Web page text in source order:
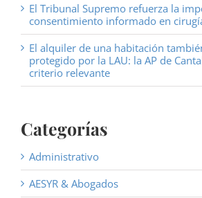
El Tribunal Supremo refuerza la
consentimiento informado en
El alquiler de una habitación
protegido por la LAU: la AP de
criterio relevante
Categorías
Administrativo
AESYR & Abogados